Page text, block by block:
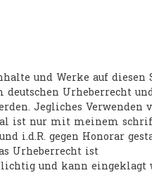
und Werke auf diesen
deutschen Urheberrecht
Jegliches Verwenden
ist nur mit meinem
i.d.R. gegen Honorar
Urheberrecht ist
und kann eingeklagt